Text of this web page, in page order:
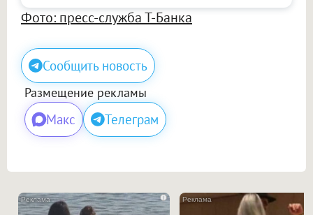
Фото: пресс-служба Т-Банка
Сообщить новость
Размещение рекламы
Макс Телеграм
i